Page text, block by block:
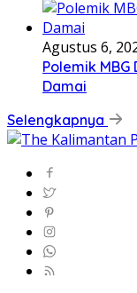
Agustus 6,
Polemik
Damai
Selengkapnya